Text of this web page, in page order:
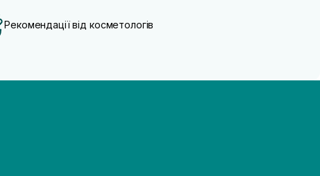
Рекомендації від косметологів